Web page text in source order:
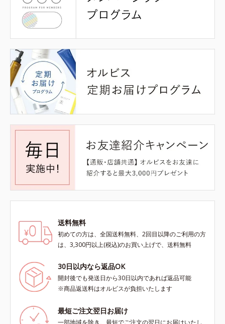
送料無料
初めての方は、全国送料無料、2回目以降のご利用の方
は、3,300円以上(税込)のお買い上げで、送料無料
30日以内なら返品OK
開封後でも発送日から30日以内であれば返品可能
※商品返送料はオルビスが負担いたします
最短ご注文翌日お届け
一部地域を除き、最短でご注文の翌日にお届けいたし